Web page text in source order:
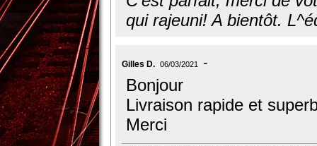
qui rajeuni! A bientôt.
Gilles D. 06/03/2021
Bonjour
Livraison rapide et
Merci